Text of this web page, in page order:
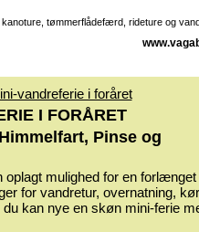
kanoture, tømmerflådefærd, rideture og
I FORÅRET
Pinse og
oplagt mulighed for en forlænget
for vandretur, overnatning,
kan nye en skøn mini-ferie